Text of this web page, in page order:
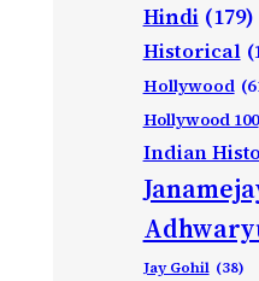
Hindi (179)
Historical
Hollywood
Hollywood 100
Indian
Jay Gohil (38)